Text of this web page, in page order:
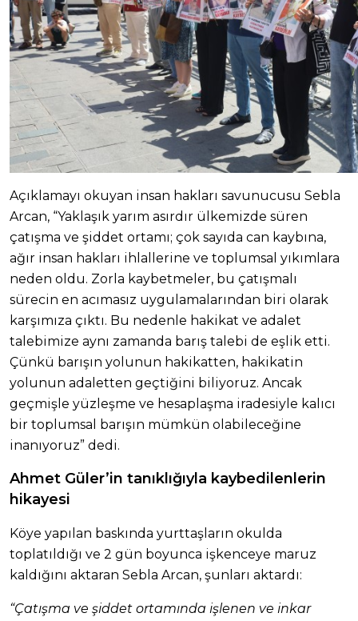
Açıklamayı okuyan insan hakları savunucusu Sebla
Arcan, “Yaklaşık yarım asırdır ülkemizde süren
çatışma ve şiddet ortamı; çok sayıda can kaybına,
ağır insan hakları ihlallerine ve toplumsal yıkımlara
neden oldu. Zorla kaybetmeler, bu çatışmalı
sürecin en acımasız uygulamalarından biri olarak
karşımıza çıktı. Bu nedenle hakikat ve adalet
talebimize aynı zamanda barış talebi de eşlik etti.
Çünkü barışın yolunun hakikatten, hakikatin
yolunun adaletten geçtiğini biliyoruz. Ancak
geçmişle yüzleşme ve hesaplaşma iradesiyle kalıcı
bir toplumsal barışın mümkün olabileceğine
inanıyoruz” dedi.
Ahmet Güler’in tanıklığıyla kaybedilenlerin
hikayesi
Köye yapılan baskında yurttaşların okulda
toplatıldığı ve 2 gün boyunca işkenceye maruz
kaldığını aktaran Sebla Arcan, şunları aktardı:
“Çatışma ve şiddet ortamında işlenen ve inkar